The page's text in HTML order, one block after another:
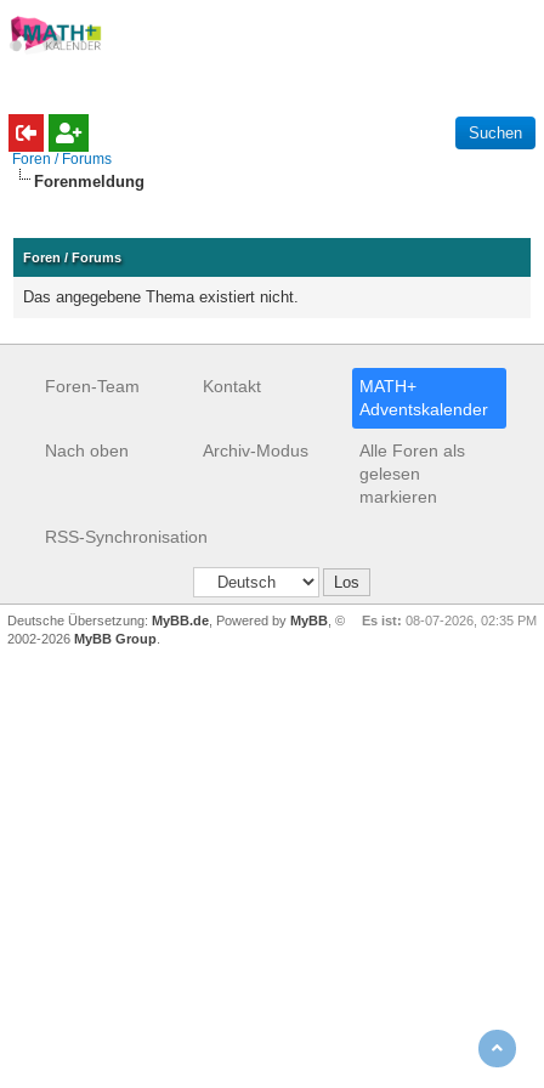
Foren / Forums
Forenmeldung
Foren / Forums
Das angegebene Thema existiert nicht.
Foren-Team Kontakt
MATH+
Adventskalender
Nach oben Archiv-Modus
Alle Foren als
gelesen
markieren
RSS-Synchronisation
Es ist: 08-07-2026, 02:35 PM
Deutsche Übersetzung: MyBB.de , Powered by MyBB , ©
2002-2026 MyBB Group